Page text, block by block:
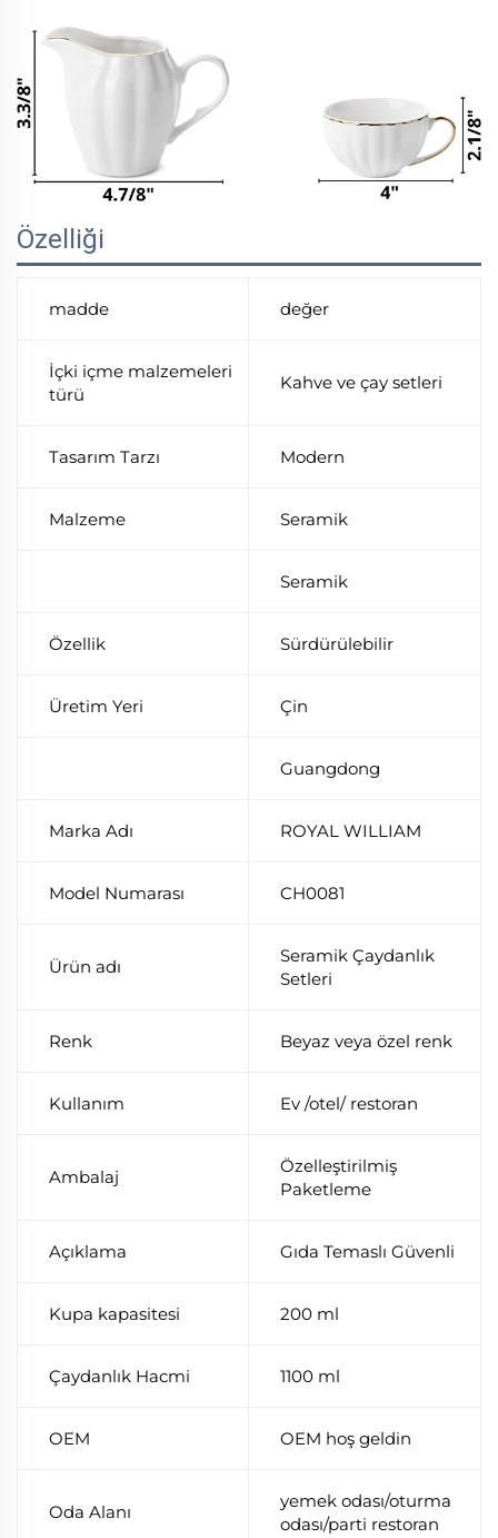
Özelliği
madde değer
İçki içme malzemeleri
türü
Kahve ve çay setleri
Tasarım Tarzı Modern
Malzeme Seramik
Seramik
Özellik Sürdürülebilir
Üretim Yeri Çin
Guangdong
Marka Adı ROYAL WILLIAM
Model Numarası CH0081
Ürün adı
Seramik Çaydanlık
Setleri
Renk Beyaz veya özel renk
Kullanım Ev /otel/ restoran
Ambalaj
Özelleştirilmiş
Paketleme
Açıklama Gıda Temaslı Güvenli
Kupa kapasitesi 200 ml
Çaydanlık Hacmi 1100 ml
OEM OEM hoş geldin
Oda Alanı
yemek odası/oturma
odası/parti restoran